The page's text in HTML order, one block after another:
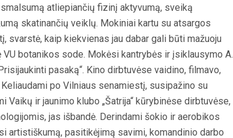
atliepiančių fizinį aktyvumą, sveiką
skatinančių veiklų. Mokiniai kartu su atsargos
svarstė, kaip kiekvienas jau dabar gali būti mažuoju
VU botanikos sode. Mokėsi kantrybės ir įsiklausymo A.
pasaką“. Kino dirbtuvėse vaidino, filmavo,
po Vilniaus senamiestį, susipažino su
ir jaunimo klubo „Šatrija“ kūrybinėse dirbtuvėse,
jas išbandė. Derindami šokio ir aerobikos
artistiškumą, pasitikėjimą savimi, komandinio darbo